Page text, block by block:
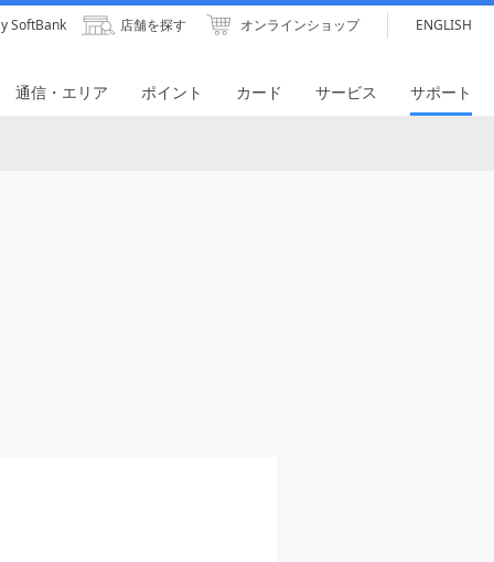
SoftBank 店舗を探す オンラインショップ ENGLISH
通信・エリア ポイント カード サービス サポート